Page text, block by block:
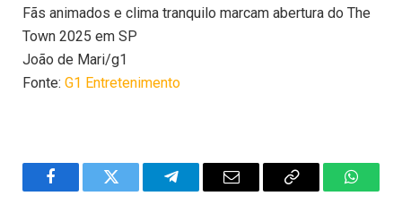
Fãs animados e clima tranquilo marcam abertura do The
Town 2025 em SP
João de Mari/g1
Fonte: G1 Entretenimento
FacebookTwitter TelegramEmail
Copy